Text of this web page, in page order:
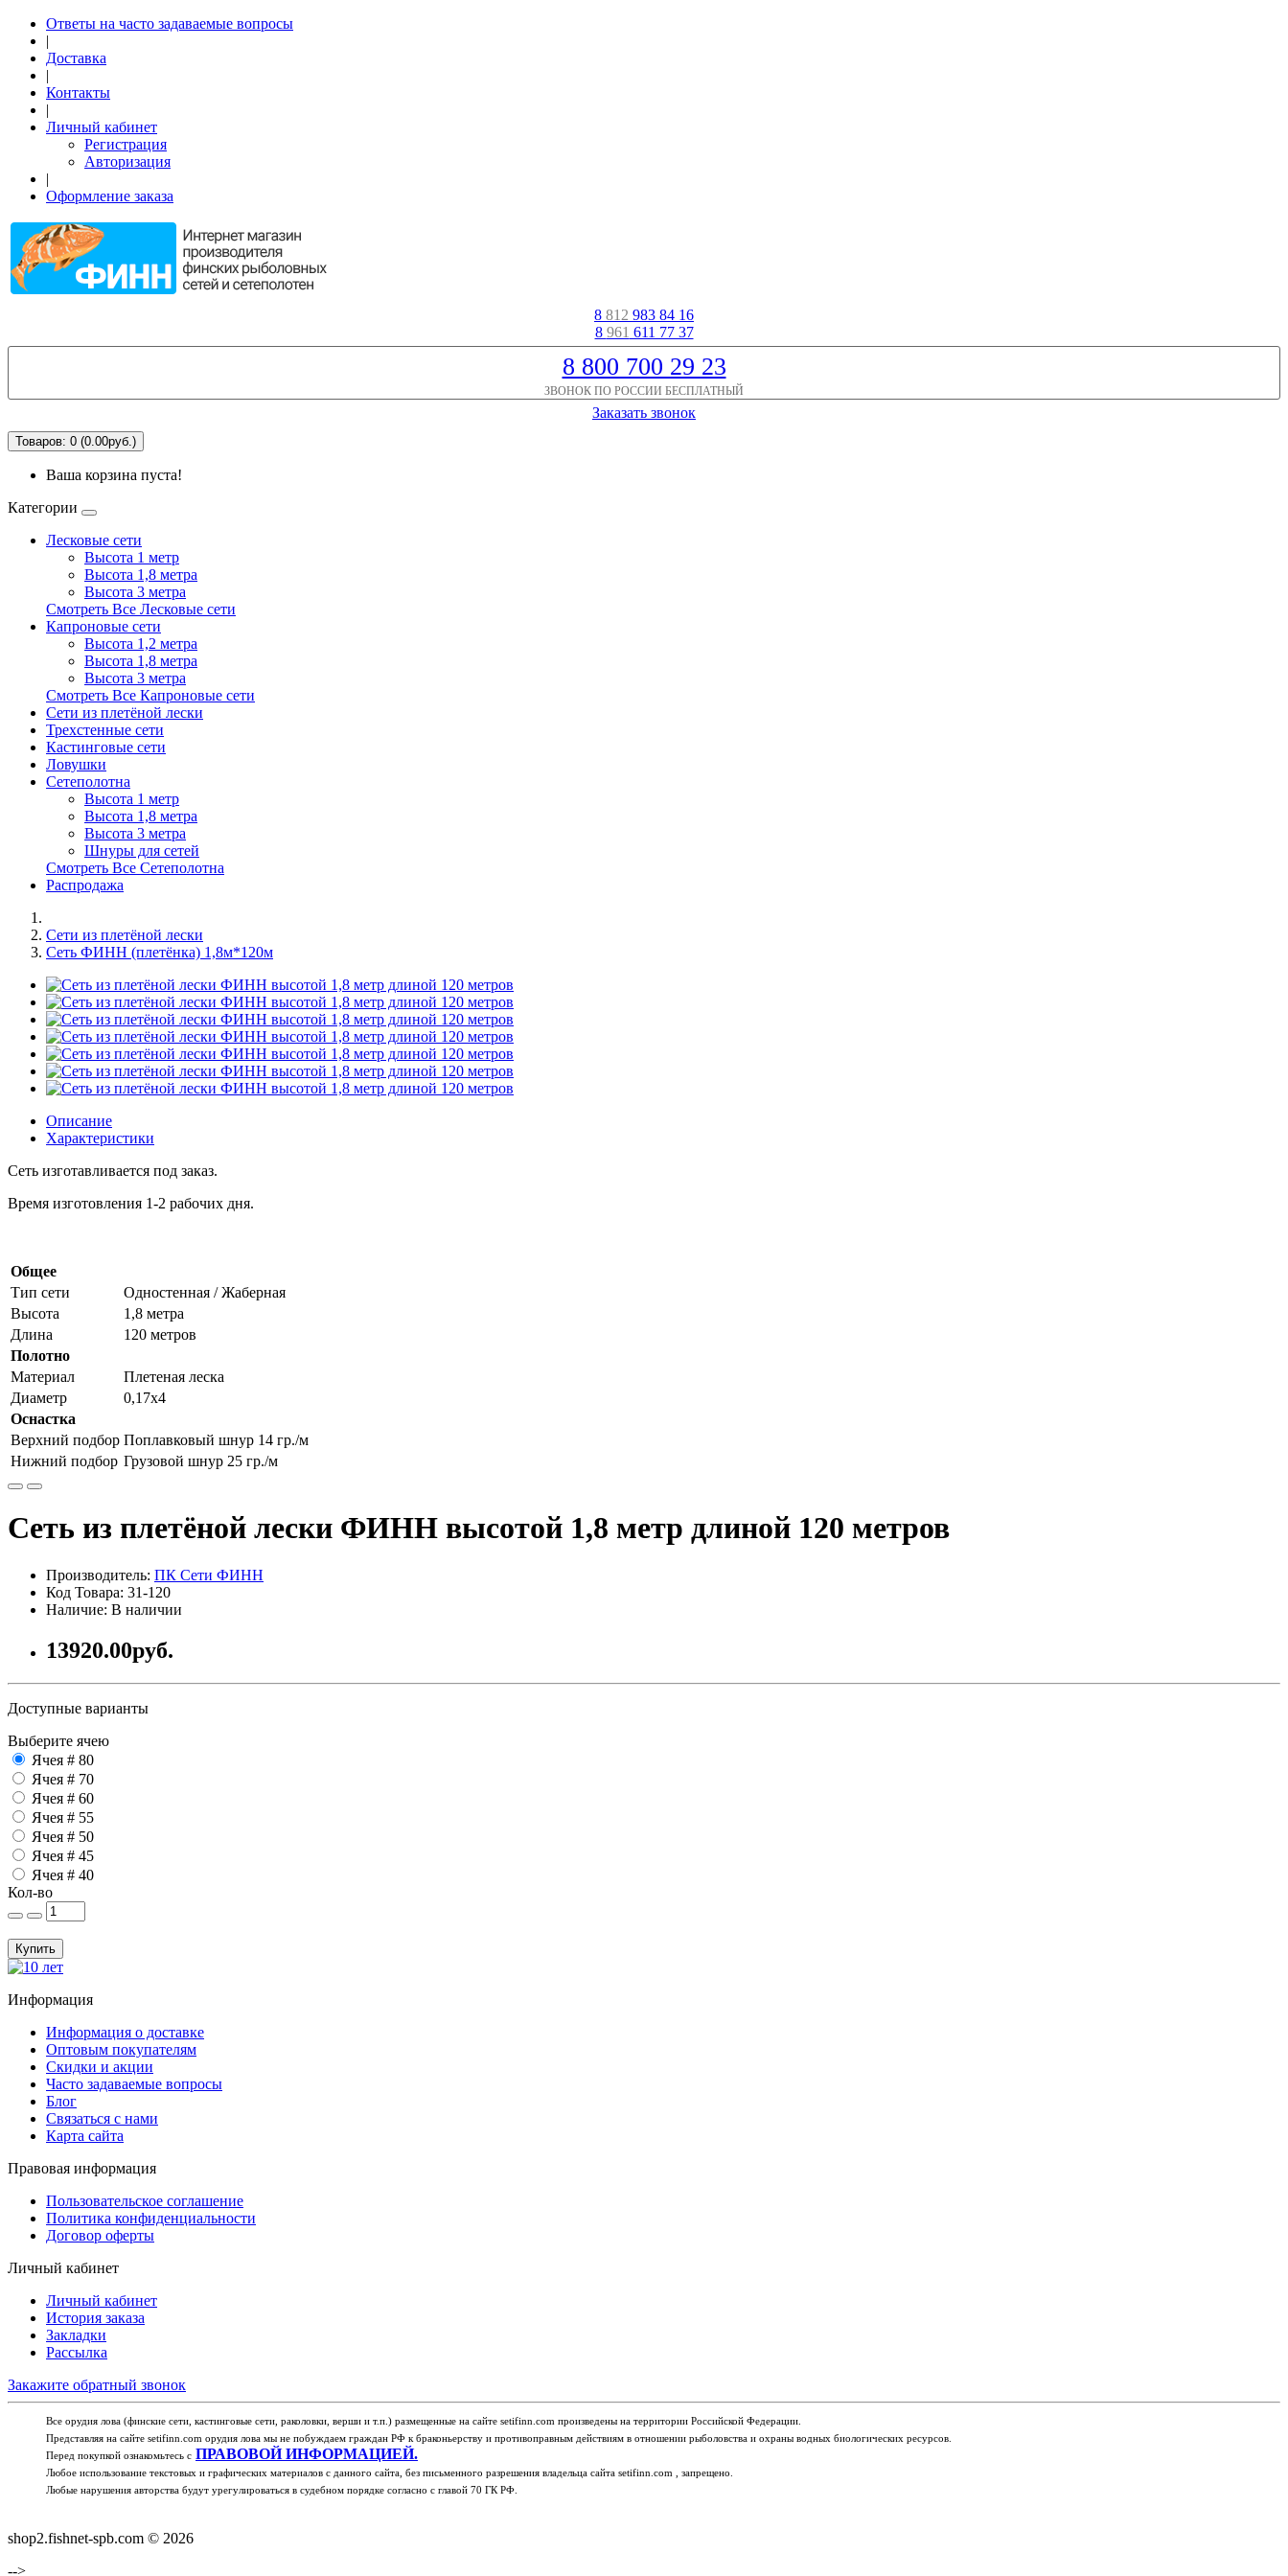
Ответы на часто задаваемые вопросы
|
Доставка
|
Контакты
|
Личный кабинет
Регистрация
Авторизация
|
Оформление заказа
8 812 983 84 16
8 961 611 77 37
8 800 700 29 23
ЗВОНОК ПО РОССИИ БЕСПЛАТНЫЙ
Заказать звонок
Товаров: 0 (0.00руб.)
Ваша корзина пуста!
Категории
Лесковые сети
Высота 1 метр
Высота 1,8 метра
Высота 3 метра
Смотреть Все Лесковые сети
Капроновые сети
Высота 1,2 метра
Высота 1,8 метра
Высота 3 метра
Смотреть Все Капроновые сети
Сети из плетёной лески
Трехстенные сети
Кастинговые сети
Ловушки
Сетеполотна
Высота 1 метр
Высота 1,8 метра
Высота 3 метра
Шнуры для сетей
Смотреть Все Сетеполотна
Распродажа
Сети из плетёной лески
Сеть ФИНН (плетёнка) 1,8м*120м
Описание
Характеристики
Сеть изготавливается под заказ.
Время изготовления 1-2 рабочих дня.
Общее
Тип сети
Одностенная / Жаберная
Высота
1,8 метра
Длина
120 метров
Полотно
Материал
Плетеная леска
Диаметр
0,17х4
Оснастка
Верхний подбор Поплавковый шнур 14 гр./м
Нижний подбор Грузовой шнур 25 гр./м
Сеть из плетёной лески ФИНН высотой 1,8 метр длиной 120 метров
Производитель: ПК Сети ФИНН
Код Товара: 31-120
Наличие: В наличии
13920.00руб.
Доступные варианты
Выберите ячею
Ячея # 80
Ячея # 70
Ячея # 60
Ячея # 55
Ячея # 50
Ячея # 45
Ячея # 40
Кол-во
Купить
Информация
Информация о доставке
Оптовым покупателям
Скидки и акции
Часто задаваемые вопросы
Блог
Связаться с нами
Карта сайта
Правовая информация
Пользовательское соглашение
Политика конфиденциальности
Договор оферты
Личный кабинет
Личный кабинет
История заказа
Закладки
Рассылка
Закажите обратный звонок
Все орудия лова (финские сети, кастинговые сети, раколовки, верши и т.п.) размещенные на сайте setifinn.com произведены на территории Российской Федерации.
Представляя на сайте setifinn.com орудия лова мы не побуждаем граждан РФ к браконьерству и противоправным действиям в отношении рыболовства и охраны водных биологических ресурсов.
Перед покупкой ознакомьтесь с ПРАВОВОЙ ИНФОРМАЦИЕЙ.
Любое использование текстовых и графических материалов с данного сайта, без письменного разрешения владельца сайта setifinn.com , запрещено.
Любые нарушения авторства будут урегулироваться в судебном порядке согласно с главой 70 ГК РФ.
shop2.fishnet-spb.com © 2026
-->